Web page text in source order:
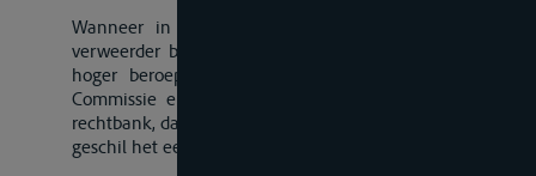
Wanneer in eenzelfde geschil, de verzoeker en de
verweerder beiden binnen de wettelijke termijnen in
hoger beroep zijn gegaan, de een bij de Centrale
Commissie en de ander bij de hogere internationale
rechtbank, dan beslist de rechterlijke instantie waar het
geschil het eerst is voorgebracht over beide beroepen.